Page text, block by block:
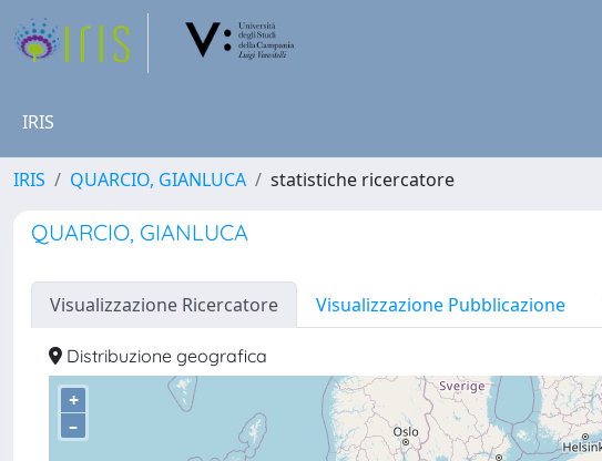
IRIS
IRIS QUARCIO, GIANLUCA statistiche ricercatore
QUARCIO, GIANLUCA
Visualizzazione Ricercatore Visualizzazione Pubblicazione
Distribuzione geografica
+
–